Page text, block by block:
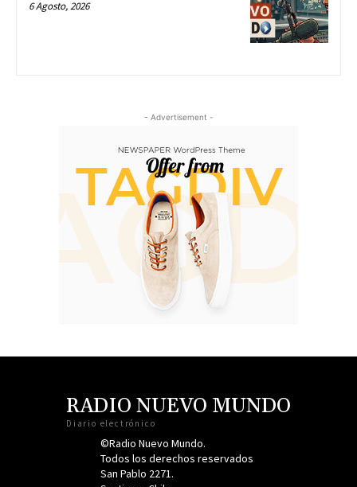
6 Agosto, 2026
- Advertisement -
RADIO NUEVO MUNDO
Diario electrónico
©Radio Nuevo Mundo.
Todos los derechos reservados
San Pablo 2271.